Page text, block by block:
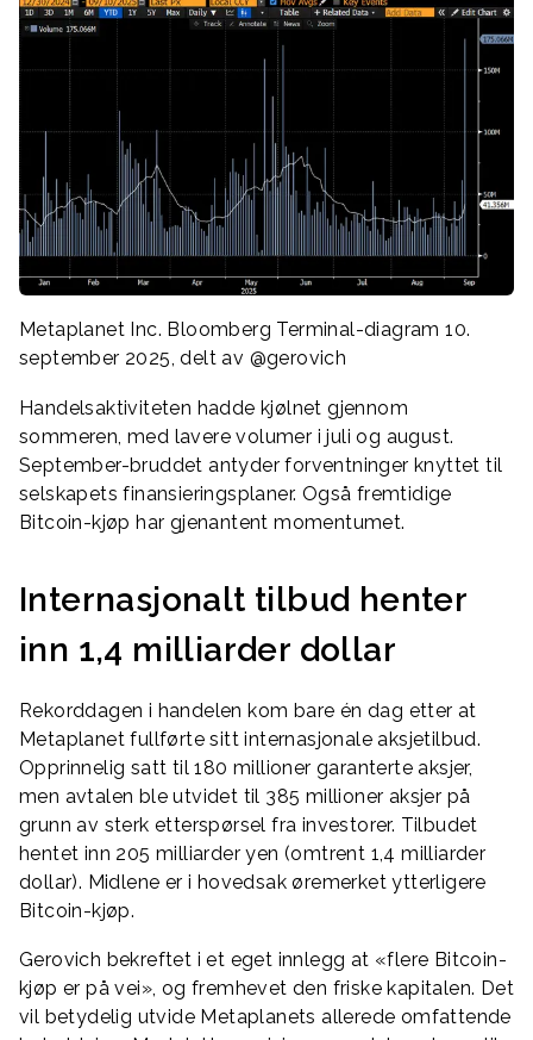
Metaplanet Inc. Bloomberg Terminal-diagram 10.
september 2025, delt av @gerovich
Handelsaktiviteten hadde kjølnet gjennom
sommeren, med lavere volumer i juli og august.
September-bruddet antyder forventninger knyttet til
selskapets finansieringsplaner. Også fremtidige
Bitcoin-kjøp har gjenantent momentumet.
Internasjonalt tilbud henter
inn 1,4 milliarder dollar
Rekorddagen i handelen kom bare én dag etter at
Metaplanet fullførte sitt internasjonale aksjetilbud.
Opprinnelig satt til 180 millioner garanterte aksjer,
men avtalen ble utvidet til 385 millioner aksjer på
grunn av sterk etterspørsel fra investorer. Tilbudet
hentet inn 205 milliarder yen (omtrent 1,4 milliarder
dollar). Midlene er i hovedsak øremerket ytterligere
Bitcoin-kjøp.
Gerovich bekreftet i et eget innlegg at «flere Bitcoin-
kjøp er på vei», og fremhevet den friske kapitalen. Det
vil betydelig utvide Metaplanets allerede omfattende